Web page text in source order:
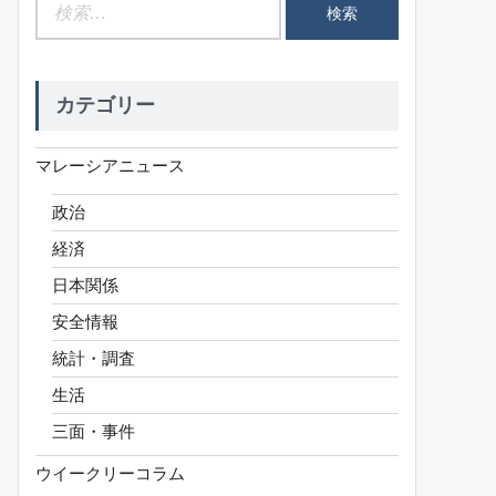
カテゴリー
マレーシアニュース
政治
経済
日本関係
安全情報
統計・調査
生活
三面・事件
ウイークリーコラム